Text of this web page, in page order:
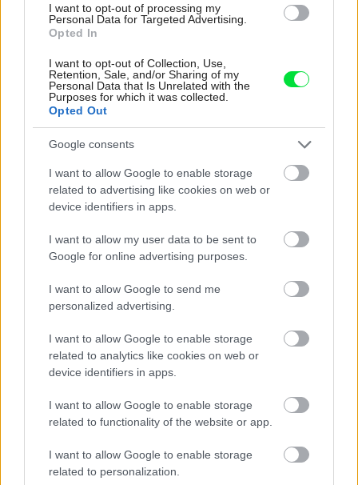
I want to opt-out of processing my
Personal Data for Targeted Advertising.
Opted In
I want to opt-out of Collection, Use,
Retention, Sale, and/or Sharing of my
Personal Data that Is Unrelated with the
Purposes for which it was collected.
Opted Out
Google consents
I want to allow Google to enable storage
related to advertising like cookies on web or
device identifiers in apps.
I want to allow my user data to be sent to
Google for online advertising purposes.
I want to allow Google to send me
personalized advertising.
I want to allow Google to enable storage
related to analytics like cookies on web or
device identifiers in apps.
I want to allow Google to enable storage
related to functionality of the website or app.
I want to allow Google to enable storage
related to personalization.
farbou.
nerozhodujeme len o ich vonkajšom vzhľade, ale aj o
vnútornom usporiadaní, ktoré tak môžeme prispôsobiť
našim potrebám. Vďaka širokej škále farebných odtieňov,
kvalitným materiálom a technológii zahraničnej i domácej
produkcie zákazníci si môžu vybrať zo širokej ponuky
zostáv s vysokou úžitkovou a estetickou hodnotou.
Skôr ako uložíme odevy a topánky do šatníka, mali by
sme ich prevetrať. Najjednoduchšie a najlepšie je šaty
zavesiť na stojanový vešiak a topánky uložiť na poličky.
poriadok, máme k veciam aj jednoduchý prístup. Vešiaky
môžu mať nielen rozmanité tvary, ale sú aj z rozličných
stojanový vešiak s vešiačikmi v rôznych výškach nielenže
Zaujímavým riešením je aj stojanový vešiak s niekoľkými
výškami na vešanie vecí v tvare postavy muža či ženy,